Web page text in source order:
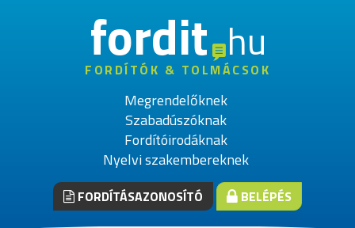
fordithu
FORDÍTÓK & TOLMÁCSOK
Megrendelőknek
Szabadúszóknak
Fordítóirodáknak
Nyelvi szakembereknek
FORDÍTÁSAZONOSÍTÓ BELÉPÉS